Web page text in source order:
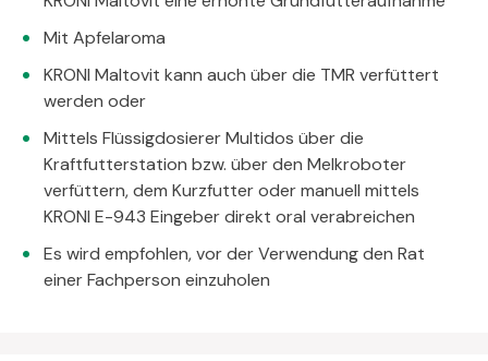
Mit Apfelaroma
KRONI Maltovit kann auch über die TMR verfüttert
werden oder
Mittels Flüssigdosierer Multidos über die
Kraftfutterstation bzw. über den Melkroboter
verfüttern, dem Kurzfutter oder manuell mittels
KRONI E-943 Eingeber direkt oral verabreichen
Es wird empfohlen, vor der Verwendung den Rat
einer Fachperson einzuholen